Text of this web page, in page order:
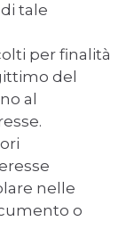
tale
per finalità
del
al
nelle
o